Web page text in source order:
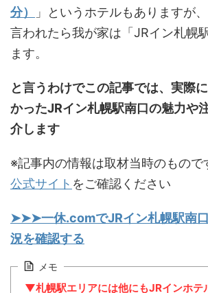
分）
」というホテルもありますが
言われたら我が家は「JRイン札幌
ます。
と言うわけでこの記事では、実際
かったJRイン札幌駅南口の魅力や
介します
※記事内の情報は取材当時のもので
公式サイト をご確認ください
➤➤➤一休.comでJRイン札幌駅南
況を確認する
メモ
▼札幌駅エリアには他にもJRインホテ